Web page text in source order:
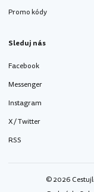
Promo kódy
Sleduj nás
Facebook
Messenger
Instagram
X / Twitter
RSS
© 2026